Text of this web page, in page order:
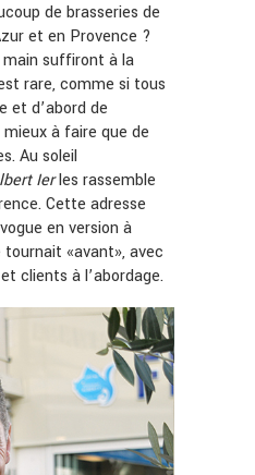
de brasseries de
et en Provence ?
main suffiront à la
rare, comme si tous
et d’abord de
à faire que de
Au soleil
Ierles rassemble
Cette adresse
en version à
«avant», avec
clients à l’abordage.